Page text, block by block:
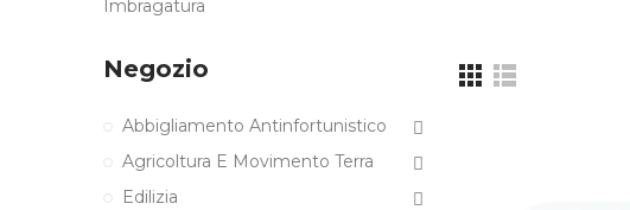
Imbragatura
Negozio
Abbigliamento Antinfortunistico
Agricoltura E Movimento Terra
Edilizia